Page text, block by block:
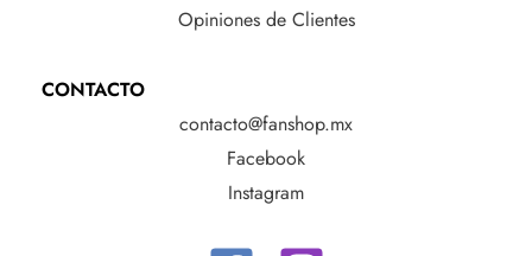
Opiniones de Clientes
CONTACTO
contacto@fanshop.mx
Facebook
Instagram